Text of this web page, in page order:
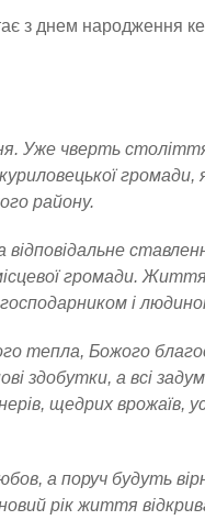
з днем народження
Уже чверть
громади,
району.
громади.
і
тепла, Божого
здобутки, а всі
щедрих врожаїв,
а поруч будуть
рік життя